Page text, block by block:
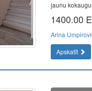
jaunu kokaugu
1400.00
Arina
Apskatīt